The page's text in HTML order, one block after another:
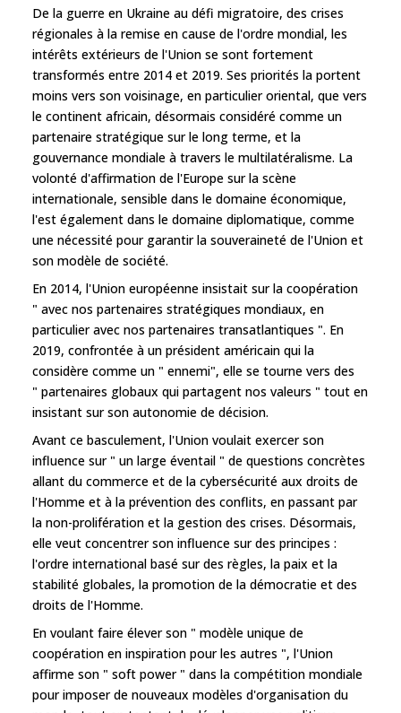
De la guerre en Ukraine au défi migratoire, des crises
régionales à la remise en cause de l'ordre mondial, les
intérêts extérieurs de l'Union se sont fortement
transformés entre 2014 et 2019. Ses priorités la portent
moins vers son voisinage, en particulier oriental, que vers
le continent africain, désormais considéré comme un
partenaire stratégique sur le long terme, et la
gouvernance mondiale à travers le multilatéralisme. La
volonté d'affirmation de l'Europe sur la scène
internationale, sensible dans le domaine économique,
l'est également dans le domaine diplomatique, comme
une nécessité pour garantir la souveraineté de l'Union et
son modèle de société.
En 2014, l'Union européenne insistait sur la coopération
" avec nos partenaires stratégiques mondiaux, en
particulier avec nos partenaires transatlantiques ". En
2019, confrontée à un président américain qui la
considère comme un " ennemi", elle se tourne vers des
" partenaires globaux qui partagent nos valeurs " tout en
insistant sur son autonomie de décision.
Avant ce basculement, l'Union voulait exercer son
influence sur " un large éventail " de questions concrètes
allant du commerce et de la cybersécurité aux droits de
l'Homme et à la prévention des conflits, en passant par
la non-prolifération et la gestion des crises. Désormais,
elle veut concentrer son influence sur des principes :
l'ordre international basé sur des règles, la paix et la
stabilité globales, la promotion de la démocratie et des
droits de l'Homme.
En voulant faire élever son " modèle unique de
coopération en inspiration pour les autres ", l'Union
affirme son " soft power " dans la compétition mondiale
pour imposer de nouveaux modèles d'organisation du